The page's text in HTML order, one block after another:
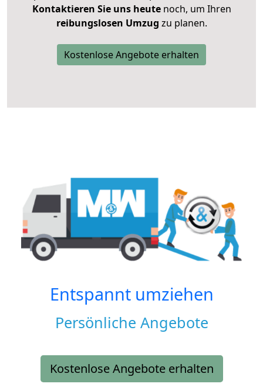
Kontaktieren Sie uns heutenoch, um Ihren
reibungslosen Umzug zu planen.
Kostenlose Angebote erhalten
Entspannt umziehen
Persönliche Angebote
Kostenlose Angebote erhalten